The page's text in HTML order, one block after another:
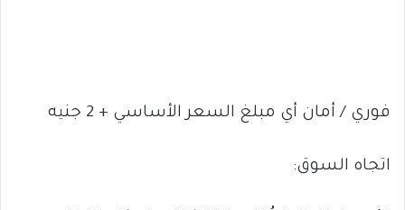
فوري / أمان أي مبلغ السعر الأساسي + 2 جنيه
اتجاه السوق: